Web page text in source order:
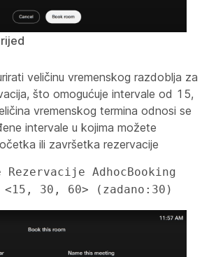
veličinu vremenskog razdoblja za
što omogućuje intervale od 15,
vremenskog termina odnosi se
intervale u kojima možete
ili završetka rezervacije
AdhocBooking
30, 60> (zadano:30)